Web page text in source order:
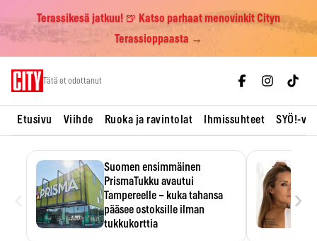
Terassikesä jatkuu! 🍺 Katso parhaat menovinkit Cityn
Terassioppaasta →
Tätä et odottanut
Etusivu Viihde Ruoka ja ravintolat Ihmissuhteet SYÖ!-
Suomen ensimmäinen
PrismaTukku avautui
Tampereelle – kuka tahansa
pääsee ostoksille ilman
tukkukorttia
›